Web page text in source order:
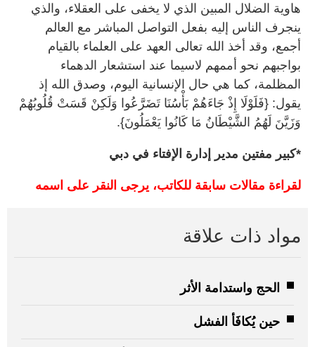
هاوية الضلال المبين الذي لا يخفى على العقلاء، والذي
ينجرف الناس إليه بفعل التواصل المباشر مع العالم
أجمع، وقد أخذ الله تعالى العهد على العلماء بالقيام
بواجبهم نحو أممهم لاسيما عند استشعار الدهماء
المظلمة، كما هي حال الإنسانية اليوم، وصدق الله إذ
يقول: {فَلَوْلَا إِذْ جَاءَهُمْ بَأْسُنَا تَضَرَّعُوا وَلَكِنْ قَسَتْ قُلُوبُهُمْ
وَزَيَّنَ لَهُمُ الشَّيْطَانُ مَا كَانُوا يَعْمَلُونَ}.
*كبير مفتين مدير إدارة الإفتاء في دبي
لقراءة مقالات سابقة للكاتب، يرجى النقر على اسمه
مواد ذات علاقة
الحج واستدامة الأثر
حين يُكافَأ الفشل